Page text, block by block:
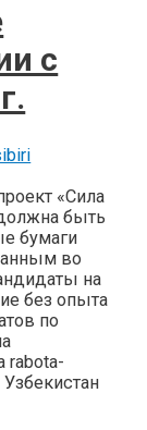
с
«Сила
быть
бумаги
во
на
без опыта
по
rabota-